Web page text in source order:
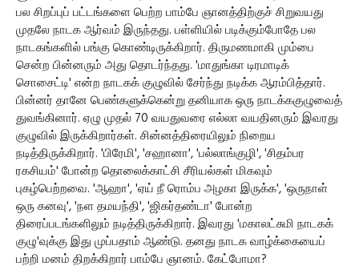
பல சிறப்புப் பட்டங்களை பெற்ற பாம்பே ஞானத்திற்குச் சிறுவயது
முதலே நாடக ஆர்வம் இருந்தது. பள்ளியில் படிக்கும்போதே பல
நாடகங்களில் பங்கு கொண்டிருக்கிறார். திருமணமாகி மும்பை
சென்ற பின்னரும் அது தொடர்ந்தது. 'மாதுங்கா டிரமாடிக்
சொசைட்டி' என்ற நாடகக் குழுவில் சேர்ந்து நடிக்க ஆரம்பித்தார்.
பின்னர் தானே பெண்களுக்கென்று தனியாக ஒரு நாடக்ககுழுவைத்
துவங்கினார். ஏழு முதல் 70 வயதுவரை எல்லா வயதினரும் இவரது
குழுவில் இருக்கிறார்கள். சின்னத்திரையிலும் நிறைய
நடித்திருக்கிறார். 'பிரேமி', 'சஹானா', 'பல்லாங்குழி', 'சிதம்பர
ரகசியம்' போன்ற தொலைக்காட்சி சீரியல்கள் மிகவும்
புகழ்பெற்றவை. 'ஆஹா', 'ஏய் நீ ரொம்ப அழகா இருக்க', 'ஒருநாள்
ஒரு கனவு', 'நள தமயந்தி', 'ஜிகர்தண்டா' போன்ற
திரைப்படங்களிலும் நடித்திருக்கிறார். இவரது 'மகாலட்சுமி நாடகக்
குழு'வுக்கு இது முப்பதாம் ஆண்டு. தனது நாடக வாழ்க்கையைப்
பற்றி மனம் திறக்கிறார் பாம்பே ஞானம். கேட்போமா?